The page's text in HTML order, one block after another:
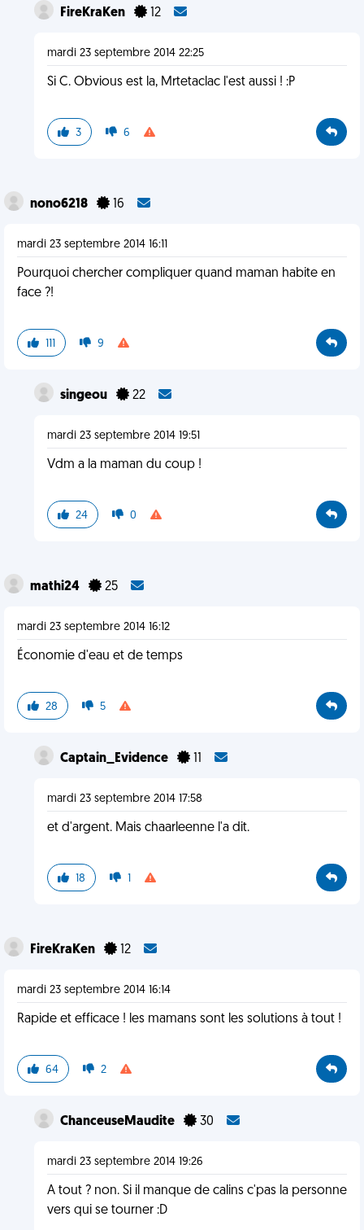
FireKraKen 12
mardi 23 septembre 2014 22:25
Si C. Obvious est la, Mrtetaclac l'est aussi ! :P
3 6
nono6218 16
mardi 23 septembre 2014 16:11
Pourquoi chercher compliquer quand maman habite en
face ?!
111 9
singeou 22
mardi 23 septembre 2014 19:51
Vdm a la maman du coup !
24 0
mathi24 25
mardi 23 septembre 2014 16:12
Économie d'eau et de temps
28 5
Captain_Evidence 11
mardi 23 septembre 2014 17:58
et d'argent. Mais chaarleenne l'a dit.
18 1
FireKraKen 12
mardi 23 septembre 2014 16:14
Rapide et efficace ! les mamans sont les solutions à tout !
64 2
ChanceuseMaudite 30
mardi 23 septembre 2014 19:26
A tout ? non. Si il manque de calins c'pas la personne
vers qui se tourner :D